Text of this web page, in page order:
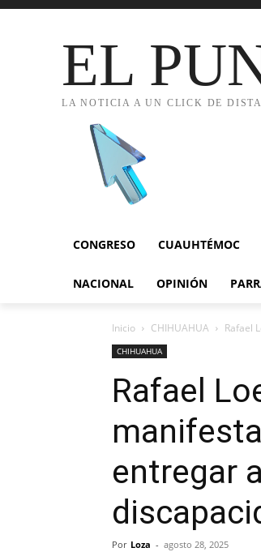
EL
LA NOTICIA A UN CLICK DE
CONGRESO CUAUHTÉMOC
NACIONAL OPINIÓN
Inicio CHIHUAHUA Rafael
CHIHUAHUA
Rafael
entregar
Por Loza - agosto 28, 2025